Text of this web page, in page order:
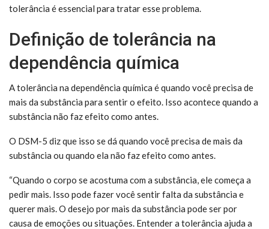
tolerância é essencial para tratar esse problema.
Definição de tolerância na
dependência química
A tolerância na dependência química é quando você precisa de
mais da substância para sentir o efeito. Isso acontece quando a
substância não faz efeito como antes.
O DSM-5 diz que isso se dá quando você precisa de mais da
substância ou quando ela não faz efeito como antes.
“Quando o corpo se acostuma com a substância, ele começa a
pedir mais. Isso pode fazer você sentir falta da substância e
querer mais. O desejo por mais da substância pode ser por
causa de emoções ou situações. Entender a tolerância ajuda a